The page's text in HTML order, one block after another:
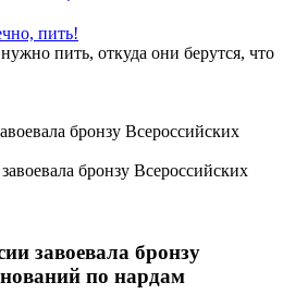
пить, откуда они берутся, что
бронзу Всероссийских
завоевала бронзу
по нардам